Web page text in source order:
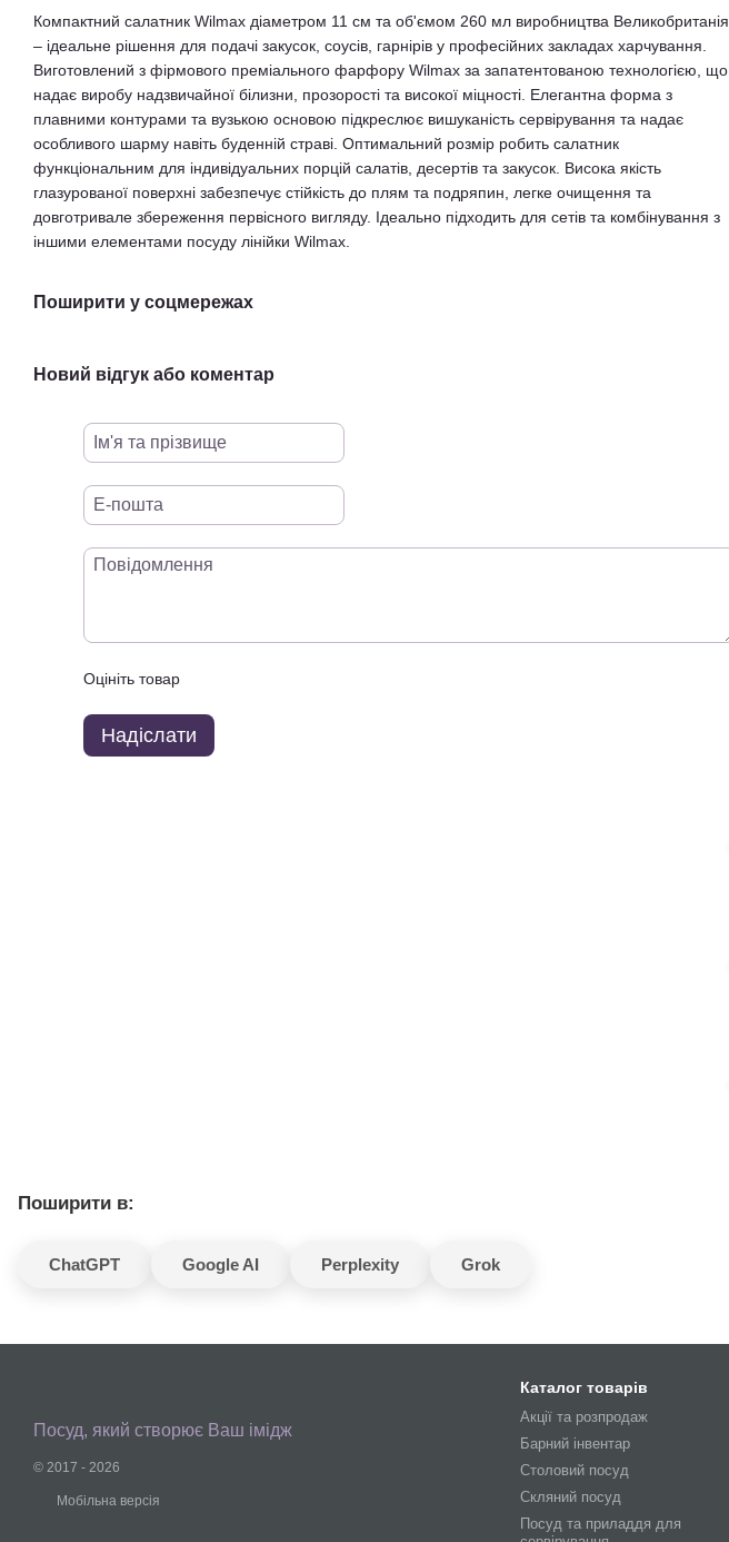
Компактний салатник Wilmax діаметром 11 см та об'ємом 260 мл виробництва Великобританія
– ідеальне рішення для подачі закусок, соусів, гарнірів у професійних закладах харчування.
Виготовлений з фірмового преміального фарфору Wilmax за запатентованою технологією, що
надає виробу надзвичайної білизни, прозорості та високої міцності. Елегантна форма з
плавними контурами та вузькою основою підкреслює вишуканість сервірування та надає
особливого шарму навіть буденній страві. Оптимальний розмір робить салатник
функціональним для індивідуальних порцій салатів, десертів та закусок. Висока якість
глазурованої поверхні забезпечує стійкість до плям та подряпин, легке очищення та
довготривале збереження первісного вигляду. Ідеально підходить для сетів та комбінування з
іншими елементами посуду лінійки Wilmax.
Поширити у соцмережах
Новий відгук або коментар
Оцініть товар
Надіслати
Поширити в:
ChatGPT Google AI Perplexity Grok
Посуд, який створює Ваш імідж
© 2017 - 2026
Мобільна версія
Каталог товарів
Акції та розпродаж
Барний інвентар
Столовий посуд
Скляний посуд
Посуд та приладдя для